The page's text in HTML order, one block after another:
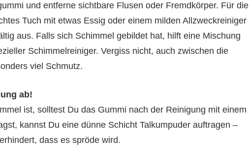
und entferne sichtbare Flusen oder Fremdkörper. Für die
Tuch mit etwas Essig oder einem milden Allzweckreiniger
aus. Falls sich Schimmel gebildet hat, hilft eine Mischung
Schimmelreiniger. Vergiss nicht, auch zwischen die
viel Schmutz.
ab!
ist, solltest Du das Gummi nach der Reinigung mit einem
kannst Du eine dünne Schicht Talkumpuder auftragen –
dass es spröde wird.